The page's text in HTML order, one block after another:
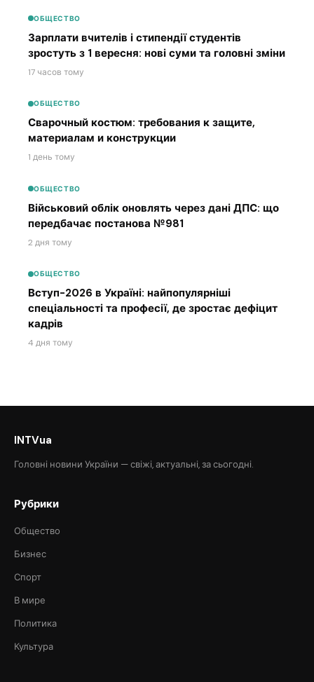
ОБЩЕСТВО
Зарплати вчителів і стипендії студентів
зростуть з 1 вересня: нові суми та головні зміни
17 часов тому
ОБЩЕСТВО
Сварочный костюм: требования к защите,
материалам и конструкции
1 день тому
ОБЩЕСТВО
Військовий облік оновлять через дані ДПС: що
передбачає постанова №981
2 дня тому
ОБЩЕСТВО
Вступ-2026 в Україні: найпопулярніші
спеціальності та професії, де зростає дефіцит
кадрів
4 дня тому
INTVua
Головні новини України — свіжі, актуальні, за сьогодні.
Рубрики
Общество
Бизнес
Спорт
В мире
Политика
Культура